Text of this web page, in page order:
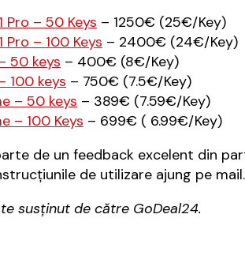
Pro – 50 Keys – 1250€ (25€/Key)
Pro – 100 Keys – 2400€ (24€/Key)
50 keys – 400€ (8€/Key)
100 keys – 750€ (7.5€/Key)
– 50 keys – 389€ (7.59€/Key)
– 100 Keys – 699€ ( 6.99€/Key)
de un feedback excelent din
de utilizare ajung pe mail.
susținut de către GoDeal24.